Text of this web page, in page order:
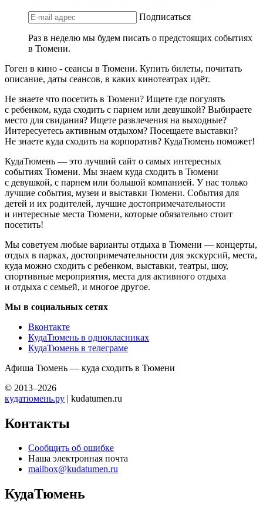
Подписаться
Раз в неделю мы будем писать о предстоящих событиях
в Тюмени.
Гоген в кино - сеансы в Тюмени. Купить билеты, почитать
описание, даты сеансов, в каких кинотеатрах идёт.
Не знаете что посетить в Тюмени? Ищете где погулять
с ребенком, куда сходить с парнем или девушкой? Выбираете
место для свидания? Ищете развлечения на выходные?
Интересуетесь активным отдыхом? Посещаете выставки?
Не знаете куда сходить на корпоратив? КудаТюмень поможет!
КудаТюмень — это лучший сайт о самых интересных
событиях Тюмени. Мы знаем куда сходить в Тюмени
с девушкой, с парнем или большой компанией. У нас только
лучшие события, музеи и выставки Тюмени. События для
детей и их родителей, лучшие достопримечательности
и интересные места Тюмени, которые обязательно стоит
посетить!
Мы советуем любые варианты отдыха в Тюмени — концерты,
отдых в парках, достопримечательности для экскурсий, места,
куда можно сходить с ребенком, выставки, театры, шоу,
спортивные мероприятия, места для активного отдыха
и отдыха с семьей, и многое другое.
Мы в социальных сетях
Вконтакте
КудаТюмень в однокласниках
КудаТюмень в телеграме
Афиша Тюмень — куда сходить в Тюмени
© 2013–2026
кудатюмень.ру | kudatumen.ru
Контакты
Сообщить об ошибке
Наша электронная почта
mailbox@kudatumen.ru
КудаТюмень